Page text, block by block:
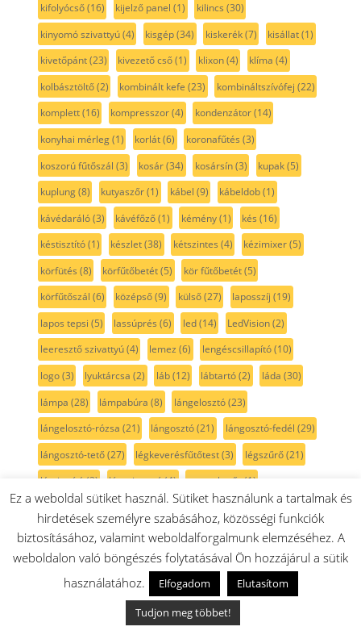
kifolyócső(16) kijelző panel (1) kilincs (30)
kinyomó szivattyú(4) kisgép(34) kiskerék(7) kisállat(1)
kivetőpánt(23) kivezető cső(1) klixon(4) klíma (4)
kolbásztöltő(2) kombinált kefe (23) kombináltszívófej (22)
komplett(16) kompresszor(4) kondenzátor(14)
konyhai mérleg(1) korlát(6) koronafűtés (3)
koszorú fűtőszál (3) kosár(34) kosársín(3) kupak(5)
kuplung(8) kutyaszőr(1) kábel (9) kábeldob(1)
kávédaráló(3) kávéfőző(1) kémény(1) kés (16)
késtisztító(1) készlet(38) kétszintes (4) kézimixer(5)
körfütés (8) körfűtőbetét(5) kör fűtőbetét(5)
körfűtőszál (6) középső(9) külső(27) laposszíj (19)
lapos tepsi (5) lassúprés (6) led(14) LedVision(2)
leeresztő szivattyú(4) lemez (6) lengéscsillapító(10)
logo(3) lyuktárcsa (2) láb(12) lábtartó(2) láda (30)
lámpa (28) lámpabúra (8) lángelosztó(23)
lángelosztó-rózsa (21) lángosztó(21) lángosztó-fedél (29)
lángosztó-tető(27) légkeverésfűtőtest(3) légszűrő(21)
légtisztító(2) lúgszivattyú(4) macsakszőr(1)
maghőmérő(2) magnetron (2) matrica(3) matt(2)
mechanika(4) meghajtás(6) meghajtószíj(18)
mikrofilter(20) mikrohullámú(61) mikrohullámú sütő(108)
mikroszálas(1) mikroszűrő(20) mikró (26) mikró izzó
mixergép alkatrész(14) mixer szár
Ez a weboldal sütiket használ. Sütiket használunk a tartalmak és
hirdetések személyre szabásához, közösségi funkciók
biztosításához, valamint weboldalforgalmunk elemzéséhez. A
weboldalon való böngészés folytatásával Ön hozzájárul a sütik
használatához.
Elfogadom
Elutasítom
Tudjon meg többet!